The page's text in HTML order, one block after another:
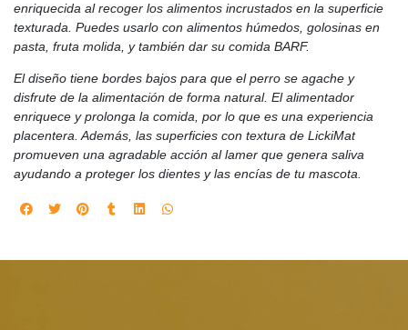
enriquecida al recoger los alimentos incrustados en la superficie
texturada. Puedes usarlo con alimentos húmedos, golosinas en
pasta, fruta molida, y también dar su comida BARF.
El diseño tiene bordes bajos para que el perro se agache y
disfrute de la alimentación de forma natural. El alimentador
enriquece y prolonga la comida, por lo que es una experiencia
placentera. Además, las superficies con textura de LickiMat
promueven una agradable acción al lamer que genera saliva
ayudando a proteger los dientes y las encías de tu mascota.